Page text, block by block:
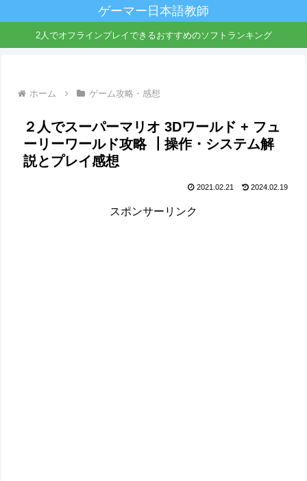
ゲーマー日本語教師
2人でオフラインプレイできるおすすめのソフトランキング
ホーム ゲーム攻略・感想
２人でスーパーマリオ 3Dワールド + フュ
ーリーワールド攻略 ┃操作・システム解
説とプレイ感想
2021.02.21 2024.02.19
スポンサーリンク